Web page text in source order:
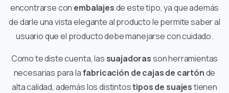
encontrarse con embalajesde este tipo, ya que además
de darle una vista elegante al producto le permite saber al
usuario que el producto debe manejarse con cuidado.
Como te diste cuenta, las suajadorasson herramientas
necesarias para lafabricación de cajas de cartónde
alta calidad, además los distintostipos de suajestienen